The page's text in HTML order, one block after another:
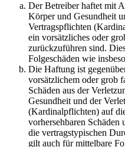
Der Betreiber haftet mit
Körper und Gesundheit
Vertragspflichten
ein vorsätzliches oder
zurückzuführen sind.
Folgeschäden wie
Die Haftung ist
vorsätzlichem oder grob
Schäden aus der
Gesundheit und der
(Kardinalpflichten) auf
vorhersehbaren
die vertragstypischen
gilt auch für mittelbare